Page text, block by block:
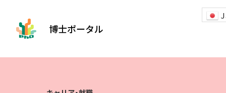
博士ポータル